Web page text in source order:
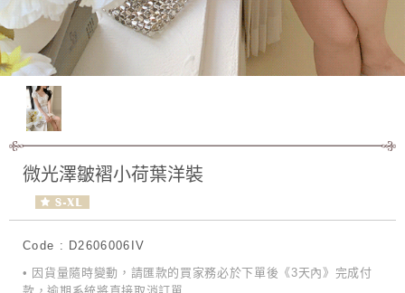
微光澤皺褶小荷葉洋裝
Code : D2606006IV
• 因貨量隨時變動，請匯款的買家務必於下單後《3天內》完成付